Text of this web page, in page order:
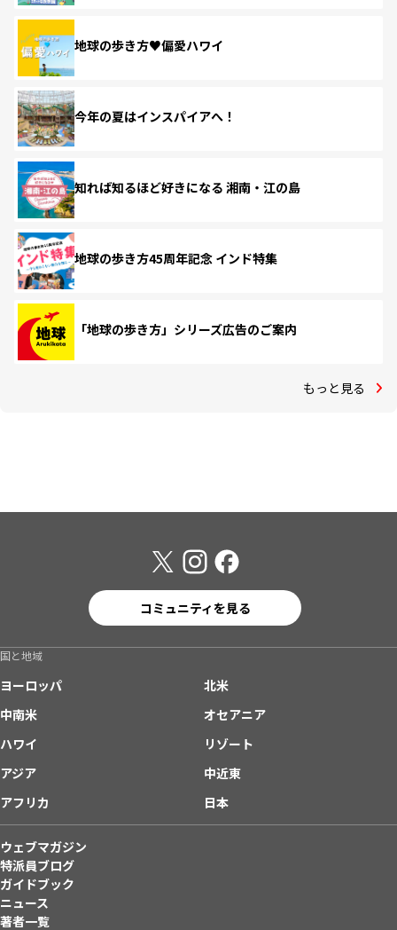
地球の歩き方♥偏愛ハワイ
今年の夏はインスパイアへ！
知れば知るほど好きになる 湘南・江の島
地球の歩き方45周年記念 インド特集
「地球の歩き方」シリーズ広告のご案内
もっと見る
コミュニティを見る
国と地域
ヨーロッパ
北米
中南米
オセアニア
ハワイ
リゾート
アジア
中近東
アフリカ
日本
ウェブマガジン
特派員ブログ
ガイドブック
ニュース
著者一覧